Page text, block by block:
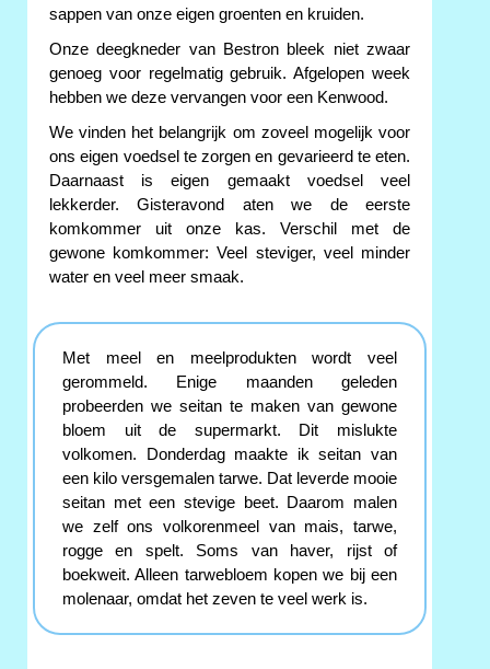
sappen van onze eigen groenten en kruiden.
Onze deegkneder van Bestron bleek niet zwaar
genoeg voor regelmatig gebruik. Afgelopen week
hebben we deze vervangen voor een Kenwood.
We vinden het belangrijk om zoveel mogelijk voor
ons eigen voedsel te zorgen en gevarieerd te eten.
Daarnaast is eigen gemaakt voedsel veel
lekkerder. Gisteravond aten we de eerste
komkommer uit onze kas. Verschil met de
gewone komkommer: Veel steviger, veel minder
water en veel meer smaak.
Met meel en meelprodukten wordt veel
gerommeld. Enige maanden geleden
probeerden we seitan te maken van gewone
bloem uit de supermarkt. Dit mislukte
volkomen. Donderdag maakte ik seitan van
een kilo versgemalen tarwe. Dat leverde mooie
seitan met een stevige beet. Daarom malen
we zelf ons volkorenmeel van mais, tarwe,
rogge en spelt. Soms van haver, rijst of
boekweit. Alleen tarwebloem kopen we bij een
molenaar, omdat het zeven te veel werk is.